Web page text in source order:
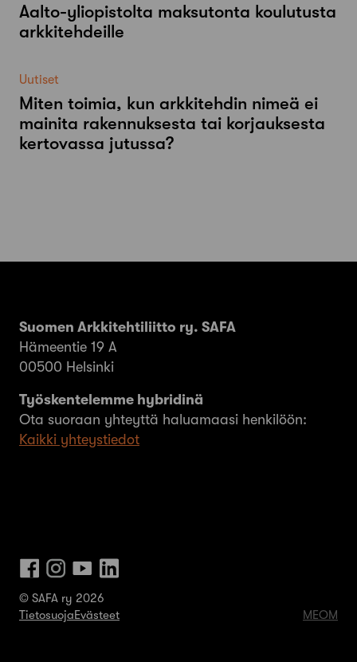
Aalto-​yliopistolta maksutonta koulutusta
arkkitehdeille
Uutiset
Miten toimia, kun arkkitehdin nimeä ei
mainita rakennuksesta tai korjauksesta
kertovassa jutussa?
Suomen Arkkitehtiliitto ry. SAFA
Hämeentie 19 A
00500 Helsinki
Työskentelemme hybridinä
Ota suoraan yhteyttä haluamaasi henkilöön:
Kaikki yhteystiedot
© SAFA ry 2026
TietosuojaEvästeet MEOM